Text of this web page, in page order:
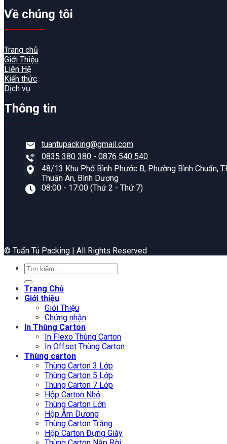
Về chúng tôi
Trang chủ
Giới Thiệu
Liên Hệ
Kiến thức
Dịch vụ
Thông tin
tuantupacking@gmail.com
0835 380 380 - 0876 540 540
48/13 Khu Phố Bình Phước B, Phường Bình Chuẩn,
Thuận An, Bình Dương
08:00 - 17:00 (Thứ 2 - Thứ 7)
©️ Tuấn Tú Packing | All Rights Reserved
Tìm
kiếm:
Trang Chủ
Giới thiệu
Giới Thiệu
Chứng nhận
In Thùng Carton
In Flexo Thùng Carton
In Offset Thùng Carton
Thùng carton
Thùng Carton 3 Lớp
Thùng Carton 5 Lớp
Thùng Carton 7 Lớp
Hộp Carton Nhỏ
Thùng Carton Lớn
Hộp Âm Dương
Thùng Carton Trắng
Hộp Carton Đựng Giày